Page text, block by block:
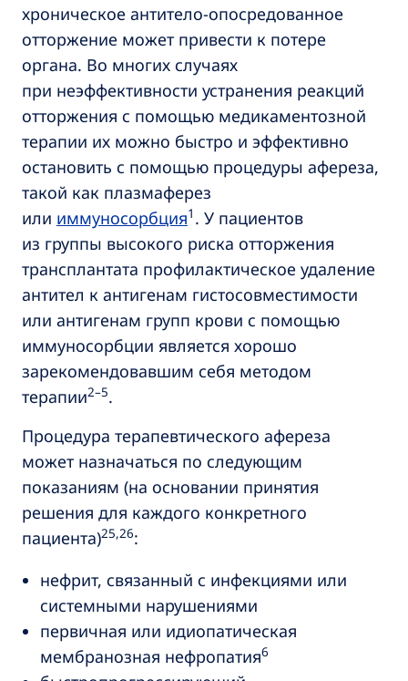
хроническое антитело-опосредованное
отторжение может привести к потере
органа. Во многих случаях
при неэффективности устранения реакций
отторжения с помощью медикаментозной
терапии их можно быстро и эффективно
остановить с помощью процедуры афереза,
такой как плазмаферез
или иммуносорбция1 . У пациентов
из группы высокого риска отторжения
трансплантата профилактическое удаление
антител к антигенам гистосовместимости
или антигенам групп крови с помощью
иммуносорбции является хорошо
зарекомендовавшим себя методом
терапии2–5.
Процедура терапевтического афереза
может назначаться по следующим
показаниям (на основании принятия
решения для каждого конкретного
пациента)25,26:
нефрит, связанный с инфекциями или
системными нарушениями
первичная или идиопатическая
мембранозная нефропатия6